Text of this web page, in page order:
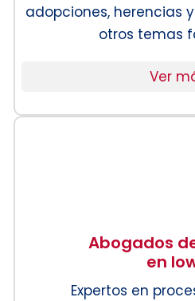
adopciones, herencias
otros temas
Ver
Abogados
en
Expertos en